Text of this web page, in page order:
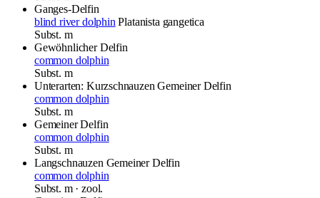
Ganges-Delfin
blind river dolphin Platanista gangetica
Subst. m
Gewöhnlicher Delfin
common dolphin
Subst. m
Unterarten: Kurzschnauzen Gemeiner Delfin
common dolphin
Subst. m
Gemeiner Delfin
common dolphin
Subst. m
Langschnauzen Gemeiner Delfin
common dolphin
Subst. m· zool.